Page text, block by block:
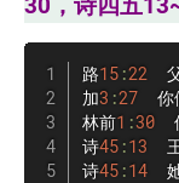
30，诗四五
路15 :22
加3 :27
你
林前1 :30
诗45 :13
诗45 :14